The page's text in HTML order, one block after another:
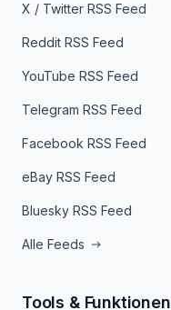
X / Twitter RSS Feed
Reddit RSS Feed
YouTube RSS Feed
Telegram RSS Feed
Facebook RSS Feed
eBay RSS Feed
Bluesky RSS Feed
Alle Feeds
Tools & Funktionen